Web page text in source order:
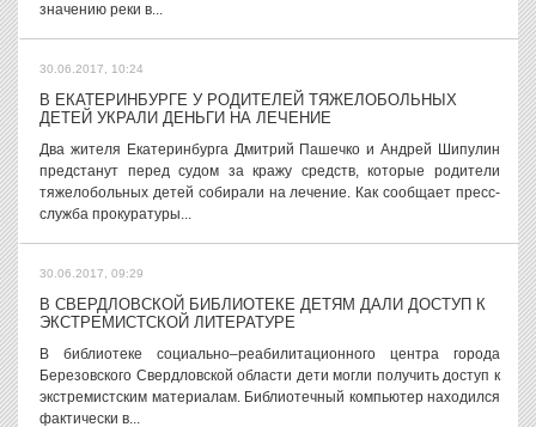
значению реки в...
30.06.2017, 10:24
В ЕКАТЕРИНБУРГЕ У РОДИТЕЛЕЙ ТЯЖЕЛОБОЛЬНЫХ
ДЕТЕЙ УКРАЛИ ДЕНЬГИ НА ЛЕЧЕНИЕ
Два жителя Екатеринбурга Дмитрий Пашечко и Андрей Шипулин
предстанут перед судом за кражу средств, которые родители
тяжелобольных детей собирали на лечение. Как сообщает пресс-
служба прокуратуры...
30.06.2017, 09:29
В СВЕРДЛОВСКОЙ БИБЛИОТЕКЕ ДЕТЯМ ДАЛИ ДОСТУП К
ЭКСТРЕМИСТСКОЙ ЛИТЕРАТУРЕ
В библиотеке социально–реабилитационного центра города
Березовского Свердловской области дети могли получить доступ к
экстремистским материалам. Библиотечный компьютер находился
фактически в...